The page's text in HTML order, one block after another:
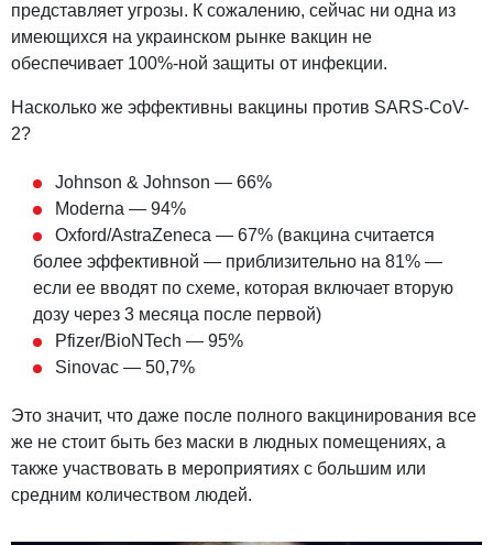
представляет угрозы. К сожалению, сейчас ни одна из
имеющихся на украинском рынке вакцин не
обеспечивает 100%-ной защиты от инфекции.
Насколько же эффективны вакцины против SARS-CoV-
2?
Johnson & Johnson — 66%
Moderna — 94%
Oxford/AstraZeneca — 67% (вакцина считается
более эффективной — приблизительно на 81% —
если ее вводят по схеме, которая включает вторую
дозу через 3 месяца после первой)
Pfizer/BioNTech — 95%
Sinovac — 50,7%
Это значит, что даже после полного вакцинирования все
же не стоит быть без маски в людных помещениях, а
также участвовать в мероприятиях с большим или
средним количеством людей.